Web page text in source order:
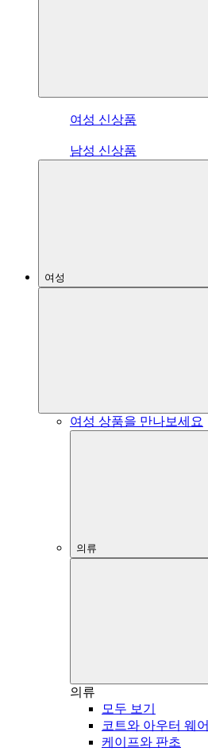
여성 신상품
남성 신상품
여성
여성 상품을 만나보세요
의류
의류
모두 보기
코트와 아우터 웨어
케이프와 판초